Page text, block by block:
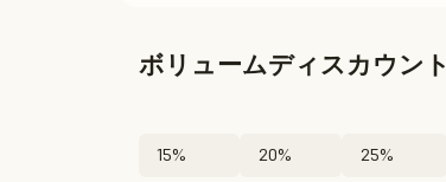
ボリュームディスカウント
15% 20% 25%